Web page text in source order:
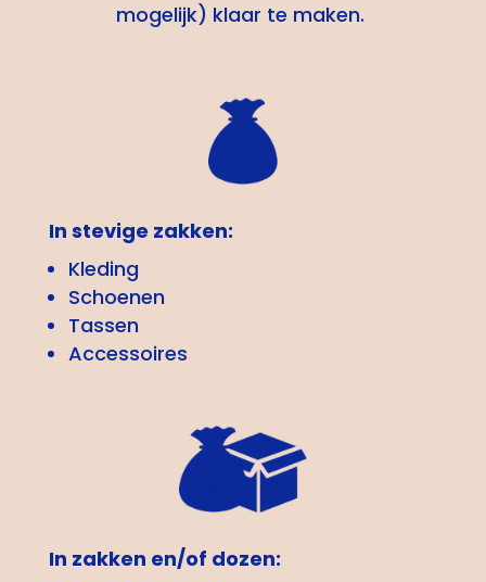
mogelijk) klaar te maken.
In stevige zakken:
Kleding
Schoenen
Tassen
Accessoires
In zakken en/of dozen: